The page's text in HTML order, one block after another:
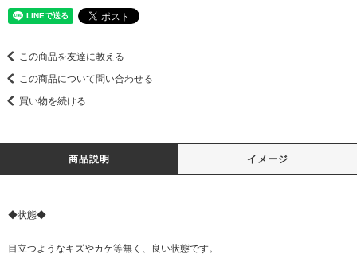
この商品を友達に教える
この商品について問い合わせる
買い物を続ける
商品説明 イメージ
◆状態◆
目立つようなキズやカケ等無く、良い状態です。